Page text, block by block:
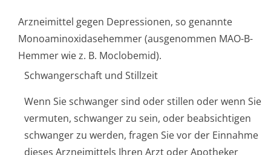
Arzneimittel gegen Depressionen, so genannte
Monoaminoxida­sehemmer (ausgenommen MAO-B-
Hemmer wie z. B. Moclobemid).
Schwangerschaft und Stillzeit
Wenn Sie schwanger sind oder stillen oder wenn Sie
vermuten, schwanger zu sein, oder beabsichtigen
schwanger zu werden, fragen Sie vor der Einnahme
dieses Arzneimittels Ihren Arzt oder Apotheker